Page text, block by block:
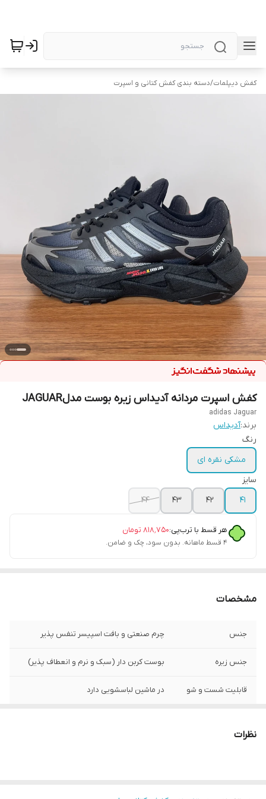
کفش دیپلمات/دسته بندی کفش کتانی و اسپرت
کفش اسپرت مردانه آدیداس زیره بوست مدلJAGUAR
adidas Jaguar
برند:آدیداس
رنگ
مشکی نقره ای
سایز
۴۱
۴۲ ۴۳ ۴۴
هر قسط با ترب‌پی:۸۱۸٬۷۵۰ تومان
۴ قسط ماهانه. بدون سود، چک و ضامن.
مشخصات
جنس چرم صنعتی و بافت اسپیسر تنفس پذیر
جنس زیره بوست کربن دار (سبک و نرم و انعطاف پذیر)
قابلیت شست و شو در ماشین لباسشویی دارد
نظرات